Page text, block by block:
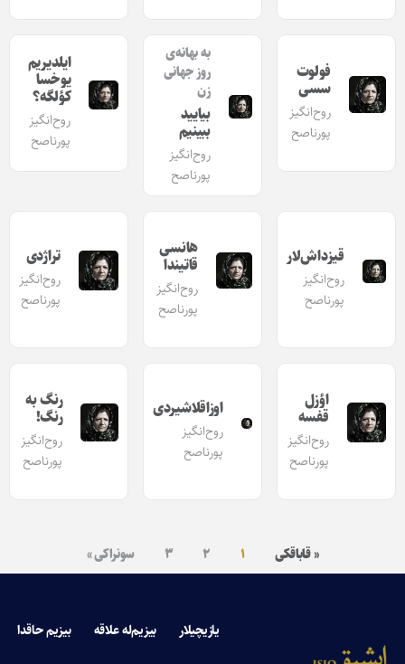
فولوت
سسی
روح‌انگیز
پورناصح
به بهانه‌ی
روز جهانی
زن
بیایید
ببینیم
روح‌انگیز
پورناصح
ایلدیریم
یوخسا
کؤلگه؟
روح‌انگیز
پورناصح
قیزداش‌لار
روح‌انگیز
پورناصح
هانسی
قاتیندا
روح‌انگیز
پورناصح
تراژدی
روح‌انگیز
پورناصح
اؤزل
قفسه
روح‌انگیز
پورناصح
اوزاقلاشیردی
روح‌انگیز
پورناصح
رنگ به
رنگ!
روح‌انگیز
پورناصح
« قاباقکی ۱ ۲ ۳ سونراکی »
یازیچیلار بیزیم‌له علاقه بیزیم حاقدا